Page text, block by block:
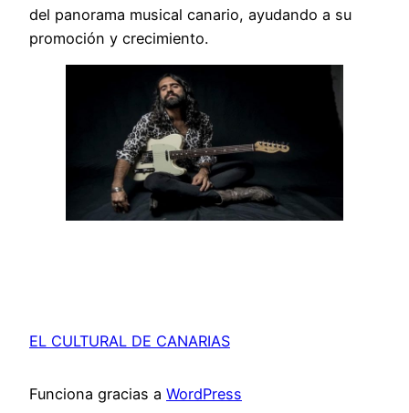
del panorama musical canario, ayudando a su
promoción y crecimiento.
EL CULTURAL DE CANARIAS
Funciona gracias a WordPress